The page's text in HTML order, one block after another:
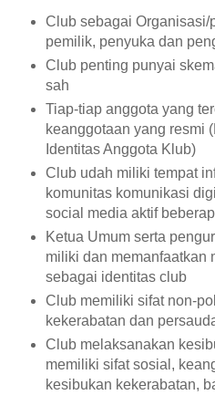
Club sebagai Organisasi/
pemilik, penyuka dan
Club penting punyai
sah
Tiap-tiap anggota yang
keanggotaan yang resmi
Identitas Anggota Klub)
Club udah miliki tempat
komunitas komunikasi
social media aktif
Ketua Umum serta
miliki dan memanfaatkan
sebagai identitas club
Club memiliki sifat non-
kekerabatan dan
Club melaksanakan
memiliki sifat sosial,
kesibukan kekerabatan,